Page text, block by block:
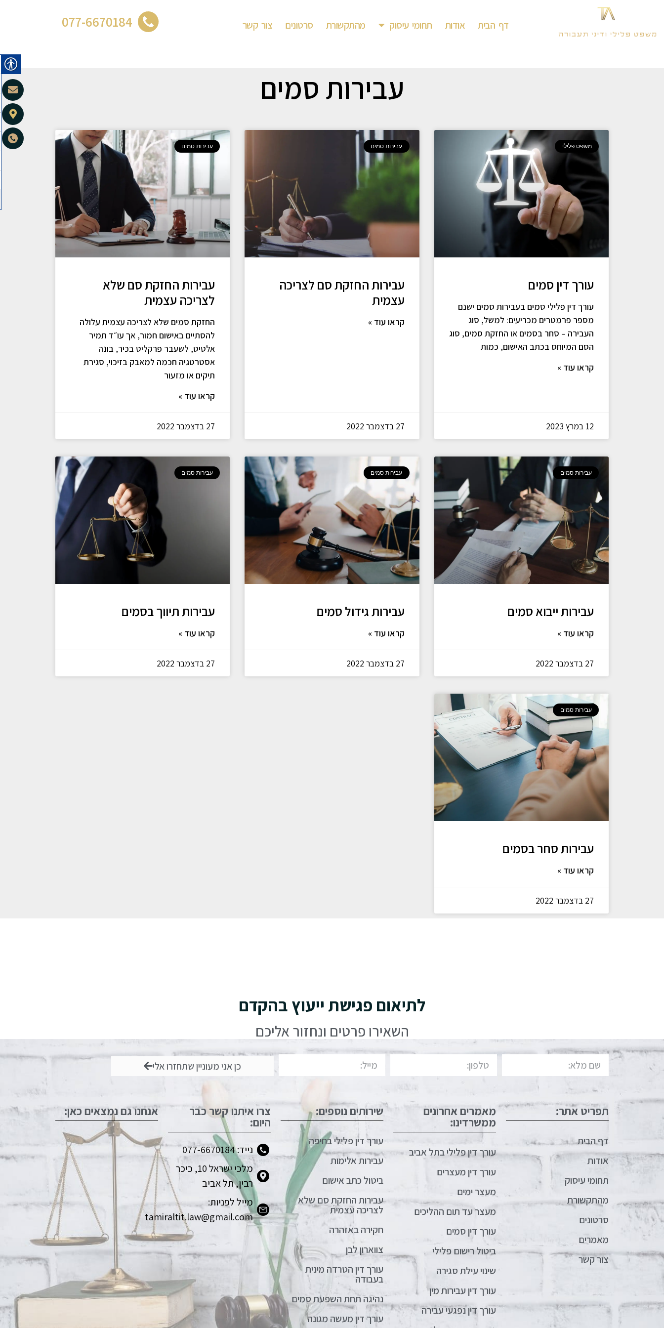
דף הבית אודות תחומי עיסוק מהתקשורת סרטונים צור קשר 077-6670184
עבירות סמים
משפט פלילי
עורך דין סמים
עורך דין פלילי סמים בעבירות סמים ישנם
מספר פרמטרים מכריעים: למשל, סוג
העבירה – סחר בסמים או החזקת סמים, סוג
הסם המיוחס בכתב האישום, כמות
קראו עוד »
12 במרץ 2023
עבירות סמים
עבירות החזקת סם לצריכה
עצמית
קראו עוד »
27 בדצמבר 2022
עבירות סמים
עבירות החזקת סם שלא
לצריכה עצמית
החזקת סמים שלא לצריכה עצמית עלולה
להסתיים באישום חמור, אך עו״ד תמיר
אלטיט, לשעבר פרקליט בכיר, בונה
אסטרטגיה חכמה למאבק בזיכוי, סגירת
תיקים או מזעור
קראו עוד »
27 בדצמבר 2022
עבירות סמים
עבירות ייבוא סמים
קראו עוד »
27 בדצמבר 2022
עבירות סמים
עבירות גידול סמים
קראו עוד »
27 בדצמבר 2022
עבירות סמים
עבירות תיווך בסמים
קראו עוד »
27 בדצמבר 2022
עבירות סמים
עבירות סחר בסמים
קראו עוד »
27 בדצמבר 2022
לתיאום פגישת ייעוץ בהקדם
השאירו פרטים ונחזור אליכם
כן אני מעוניין שתחזרו אלי
תפריט אתר:
דף הבית
אודות
תחומי עיסוק
מהתקשורת
סרטונים
מאמרים
צור קשר
מאמרים אחרונים
ממשרדינו:
עורך דין פלילי בתל אביב
עורך דין מעצרים
מעצר ימים
מעצר עד תום ההליכים
עורך דין סמים
ביטול רישום פלילי
שינוי עילת סגירה
עורך דין עבירות מין
עורך דין נפגעי עבירה
שירותים נוספים:
עורך דין פלילי בחיפה
עבירות אלימות
ביטול כתב אישום
עבירות החזקת סם שלא
לצריכה עצמית
חקירה באזהרה
צווארון לבן
עורך דין הטרדה מינית
בעבודה
נהיגה תחת השפעת סמים
עורך דין מעשה מגונה
צרו איתנו קשר כבר
היום:
נייד: 077-6670184
מלכי ישראל 10, כיכר
רבין, תל אביב
מייל לפניות:
tamiraltit.law@gmail.com
אנחנו גם נמצאים כאן: